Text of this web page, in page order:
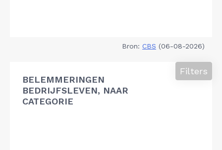
Bron: CBS (06-08-2026)
BELEMMERINGEN
BEDRIJFSLEVEN, NAAR
CATEGORIE
Filters